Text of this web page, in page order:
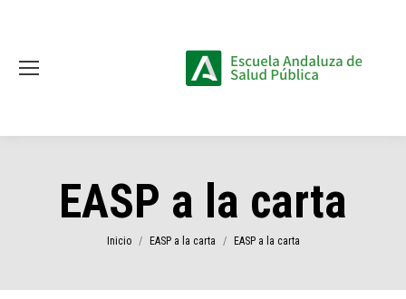
EASP a la carta
Estás aquí:
Inicio EASP a la carta EASP a la carta